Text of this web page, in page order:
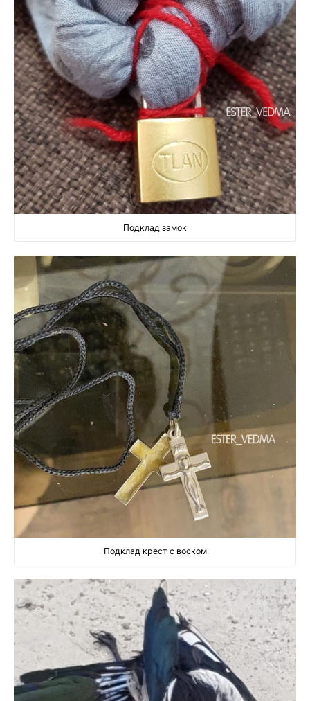
Подклад замок
Подклад крест с воском